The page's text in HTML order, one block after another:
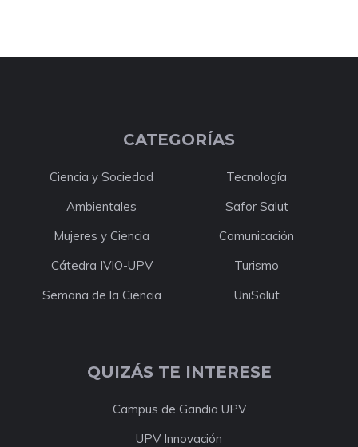
CATEGORÍAS
Ciencia y Sociedad
Tecnología
Ambientales
Safor Salut
Mujeres y Ciencia
Comunicación
Cátedra IVIO-UPV
Turismo
Semana de la Ciencia
UniSalut
QUIZÁS TE INTERESE
Campus de Gandia UPV
UPV Innovación